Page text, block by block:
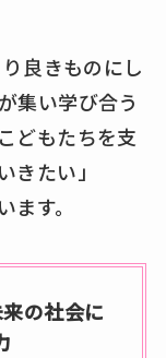
良きものにし
集い学び合う
どもたちを支
きたい」
す。
の社会に